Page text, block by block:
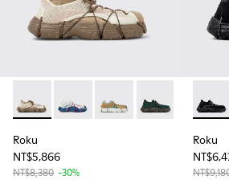
Roku - K100953-008 - White, beige
Roku - K100953-014 - 男士多
Roku - K100953-013 -
Roku - Roku -
Roku
NT$5,866
NT$8,380 -30%
Roku
Roku